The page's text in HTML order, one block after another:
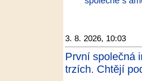
3. 8. 2026, 10:03
První společná
trzích. Chtějí